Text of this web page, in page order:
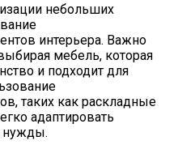
небольших
интерьера. Важно
мебель, которая
и подходит для
таких как раскладные
адаптировать
нужды.